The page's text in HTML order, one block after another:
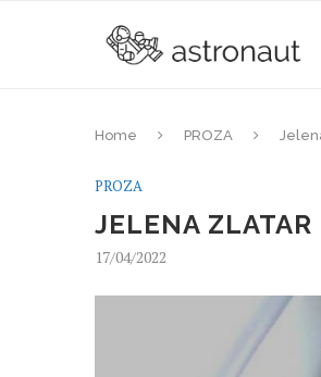
Home PROZA
PROZA
JELENA
17/04/2022